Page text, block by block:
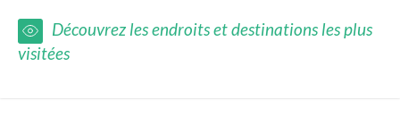
Découvrez les endroits et destinations les plus
visitées